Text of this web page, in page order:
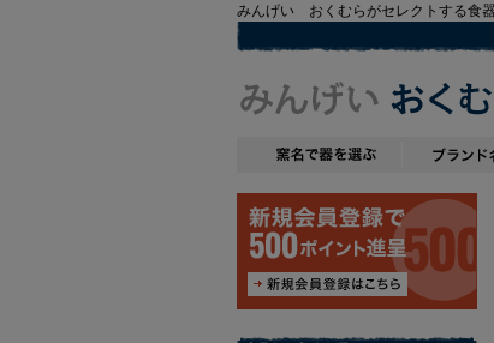
みんげい おくむらがセレクトする食